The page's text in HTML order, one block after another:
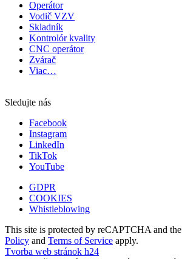
Operátor
Vodič VZV
Skladník
Kontrolór kvality
CNC operátor
Zvárač
Viac…
Sledujte nás
Facebook
Instagram
LinkedIn
TikTok
YouTube
GDPR
COOKIES
Whistleblowing
This site is protected by reCAPTCHA and
Policy and Terms of Service apply.
Tvorba web stránok h24